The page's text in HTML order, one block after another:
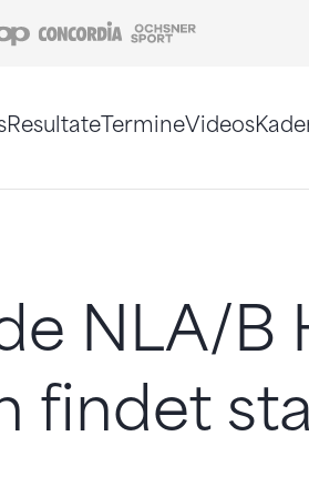
Coop Concordia
ResultateTermineVideos
NLA/B
findet